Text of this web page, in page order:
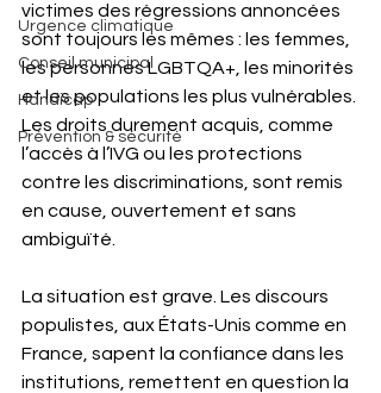
Urgence climatique
Conseil municipal
Handicap
Prévention & sécurité
victimes des régressions annoncées
sont toujours les mêmes : les femmes,
les personnes LGBTQA+, les minorités
et les populations les plus vulnérables.
Les droits durement acquis, comme
l’accès à l’IVG ou les protections
contre les discriminations, sont remis
en cause, ouvertement et sans
ambiguïté.
La situation est grave. Les discours
populistes, aux États-Unis comme en
France, sapent la confiance dans les
institutions, remettent en question la